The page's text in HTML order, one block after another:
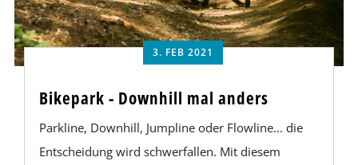
3. FEB 2021
Bikepark - Downhill mal anders
Parkline, Downhill, Jumpline oder Flowline... die
Entscheidung wird schwerfallen. Mit diesem